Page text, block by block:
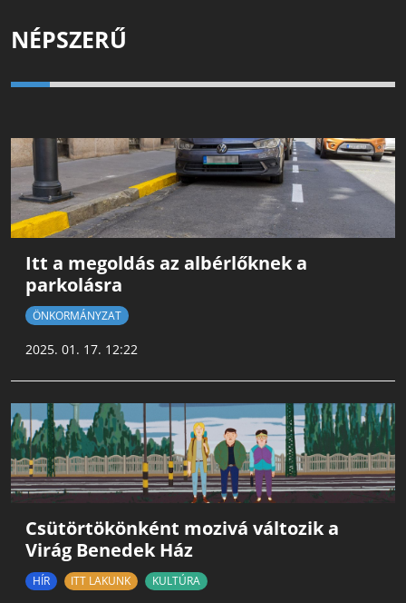
NÉPSZERŰ
Itt a megoldás az albérlőknek a
parkolásra
ÖNKORMÁNYZAT
2025. 01. 17. 12:22
Csütörtökönként mozivá változik a
Virág Benedek Ház
HÍR ITT LAKUNK KULTÚRA